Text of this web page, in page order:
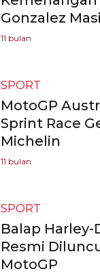
Gonzalez
11 bulan
SPORT
MotoGP
Sprint Race
Michelin
11 bulan
SPORT
Balap
Resmi
MotoGP